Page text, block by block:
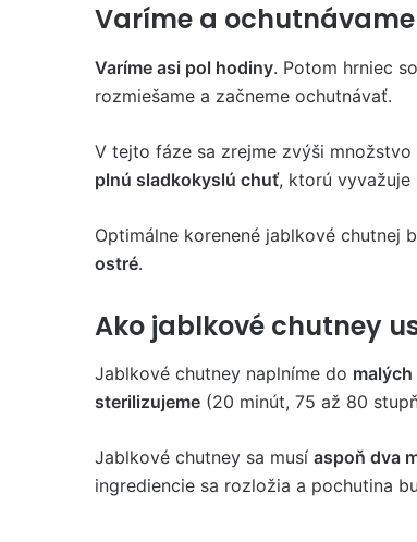
Varíme a ochutnávame
Varíme asi pol hodiny. Potom hrniec
rozmiešame a začneme ochutnávať.
V tejto fáze sa zrejme zvýši
plnú sladkokyslú chuť, ktorú vyvažuje
Optimálne korenené jablkové chutnej
ostré.
Ako jablkové chutney
Jablkové chutney naplníme do
sterilizujeme (20 minút, 75 až 80
Jablkové chutney sa musí aspoň dva
ingrediencie sa rozložia a pochutina